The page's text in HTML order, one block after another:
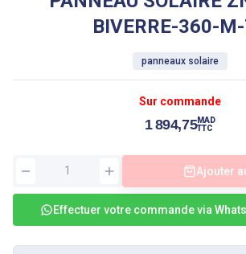
BIVERRE-360-
panneaux solaire
Sur commande
1 894,75MAD
TTC
Ajouter
Effectuer votre commande via